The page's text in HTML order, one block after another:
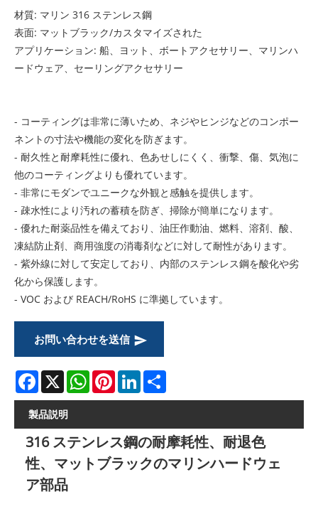
材質: マリン 316 ステンレス鋼
表面: マットブラック/カスタマイズされた
アプリケーション: 船、ヨット、ボートアクセサリー、マリンハ
ードウェア、セーリングアクセサリー
- コーティングは非常に薄いため、ネジやヒンジなどのコンポー
ネントの寸法や機能の変化を防ぎます。
- 耐久性と耐摩耗性に優れ、色あせしにくく、衝撃、傷、気泡に
他のコーティングよりも優れています。
- 非常にモダンでユニークな外観と感触を提供します。
- 疎水性により汚れの蓄積を防ぎ、掃除が簡単になります。
- 優れた耐薬品性を備えており、油圧作動油、燃料、溶剤、酸、
凍結防止剤、商用強度の消毒剤などに対して耐性があります。
- 紫外線に対して安定しており、内部のステンレス鋼を酸化や劣
化から保護します。
- VOC および REACH/RoHS に準拠しています。
お問い合わせを送信
Facebook
X WhatsAppPinterestLinkedIn
製品説明
316 ステンレス鋼の耐摩耗性、耐退色
性、マットブラックのマリンハードウェ
ア部品